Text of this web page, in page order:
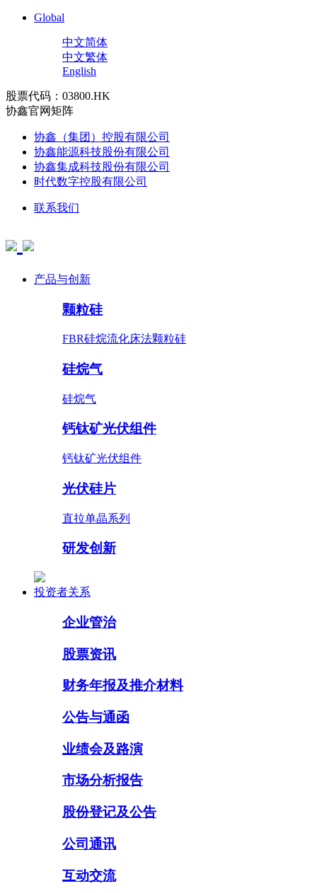
Global
中文简体
中文繁体
English
股票代码：03800.HK
协鑫官网矩阵
协鑫（集团）控股有限公司
协鑫能源科技股份有限公司
协鑫集成科技股份有限公司
时代数字控股有限公司
联系我们
产品与创新
颗粒硅
FBR硅烷流化床法颗粒硅
硅烷气
硅烷气
钙钛矿光伏组件
钙钛矿光伏组件
光伏硅片
直拉单晶系列
研发创新
投资者关系
企业管治
股票资讯
财务年报及推介材料
公告与通函
业绩会及路演
市场分析报告
股份登记及公告
公司通讯
互动交流